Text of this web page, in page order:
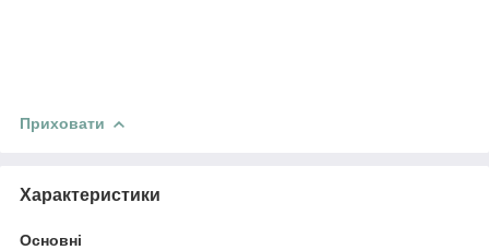
Приховати
Характеристики
Основні